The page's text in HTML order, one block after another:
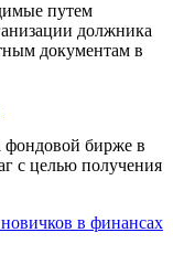
путем
должника
доку­ментам в
фондовой бирже в
с целью получения
в финансах